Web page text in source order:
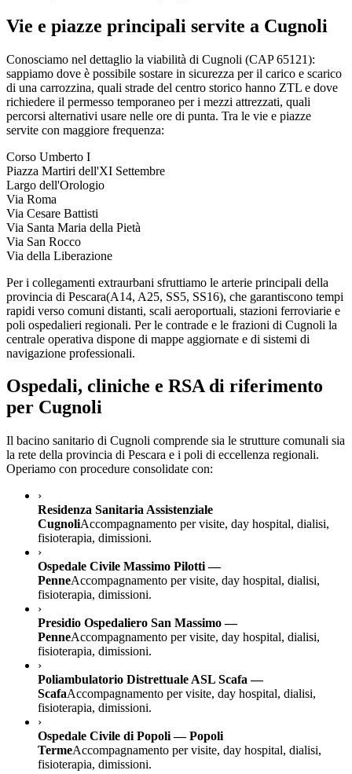
Vie e piazze principali servite a Cugnoli
Conosciamo nel dettaglio la viabilità di Cugnoli (CAP65121):
sappiamo dove è possibile sostare in sicurezza per il carico e scarico
di una carrozzina, quali strade del centro storico hanno ZTL e dove
richiedere il permesso temporaneo per i mezzi attrezzati, quali
percorsi alternativi usare nelle ore di punta. Tra le vie e piazze
servite con maggiore frequenza:
Corso Umberto I
Piazza Martiri dell'XI Settembre
Largo dell'Orologio
Via Roma
Via Cesare Battisti
Via Santa Maria della Pietà
Via San Rocco
Via della Liberazione
Per i collegamenti extraurbani sfruttiamo le arterie principali della
provincia di Pescara(A14, A25, SS5, SS16), che garantiscono tempi
rapidi verso comuni distanti, scali aeroportuali, stazioni ferroviarie e
poli ospedalieri regionali. Per le contrade e le frazioni di Cugnoli la
centrale operativa dispone di mappe aggiornate e di sistemi di
navigazione professionali.
Ospedali, cliniche e RSA di riferimento
per Cugnoli
Il bacino sanitario di Cugnoli comprende sia le strutture comunali sia
la rete della provincia di Pescara e i poli di eccellenza regionali.
Operiamo con procedure consolidate con:
›
Residenza Sanitaria Assistenziale
CugnoliAccompagnamento per visite, day hospital, dialisi,
fisioterapia, dimissioni.
›
Ospedale Civile Massimo Pilotti —
PenneAccompagnamento per visite, day hospital, dialisi,
fisioterapia, dimissioni.
›
Presidio Ospedaliero San Massimo —
PenneAccompagnamento per visite, day hospital, dialisi,
fisioterapia, dimissioni.
›
Poliambulatorio Distrettuale ASL Scafa —
ScafaAccompagnamento per visite, day hospital, dialisi,
fisioterapia, dimissioni.
›
Ospedale Civile di Popoli — Popoli
TermeAccompagnamento per visite, day hospital, dialisi,
fisioterapia, dimissioni.